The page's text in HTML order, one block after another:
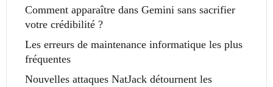
Comment apparaître dans Gemini sans sacrifier
votre crédibilité ?
Les erreurs de maintenance informatique les plus
fréquentes
Nouvelles attaques NatJack détournent les